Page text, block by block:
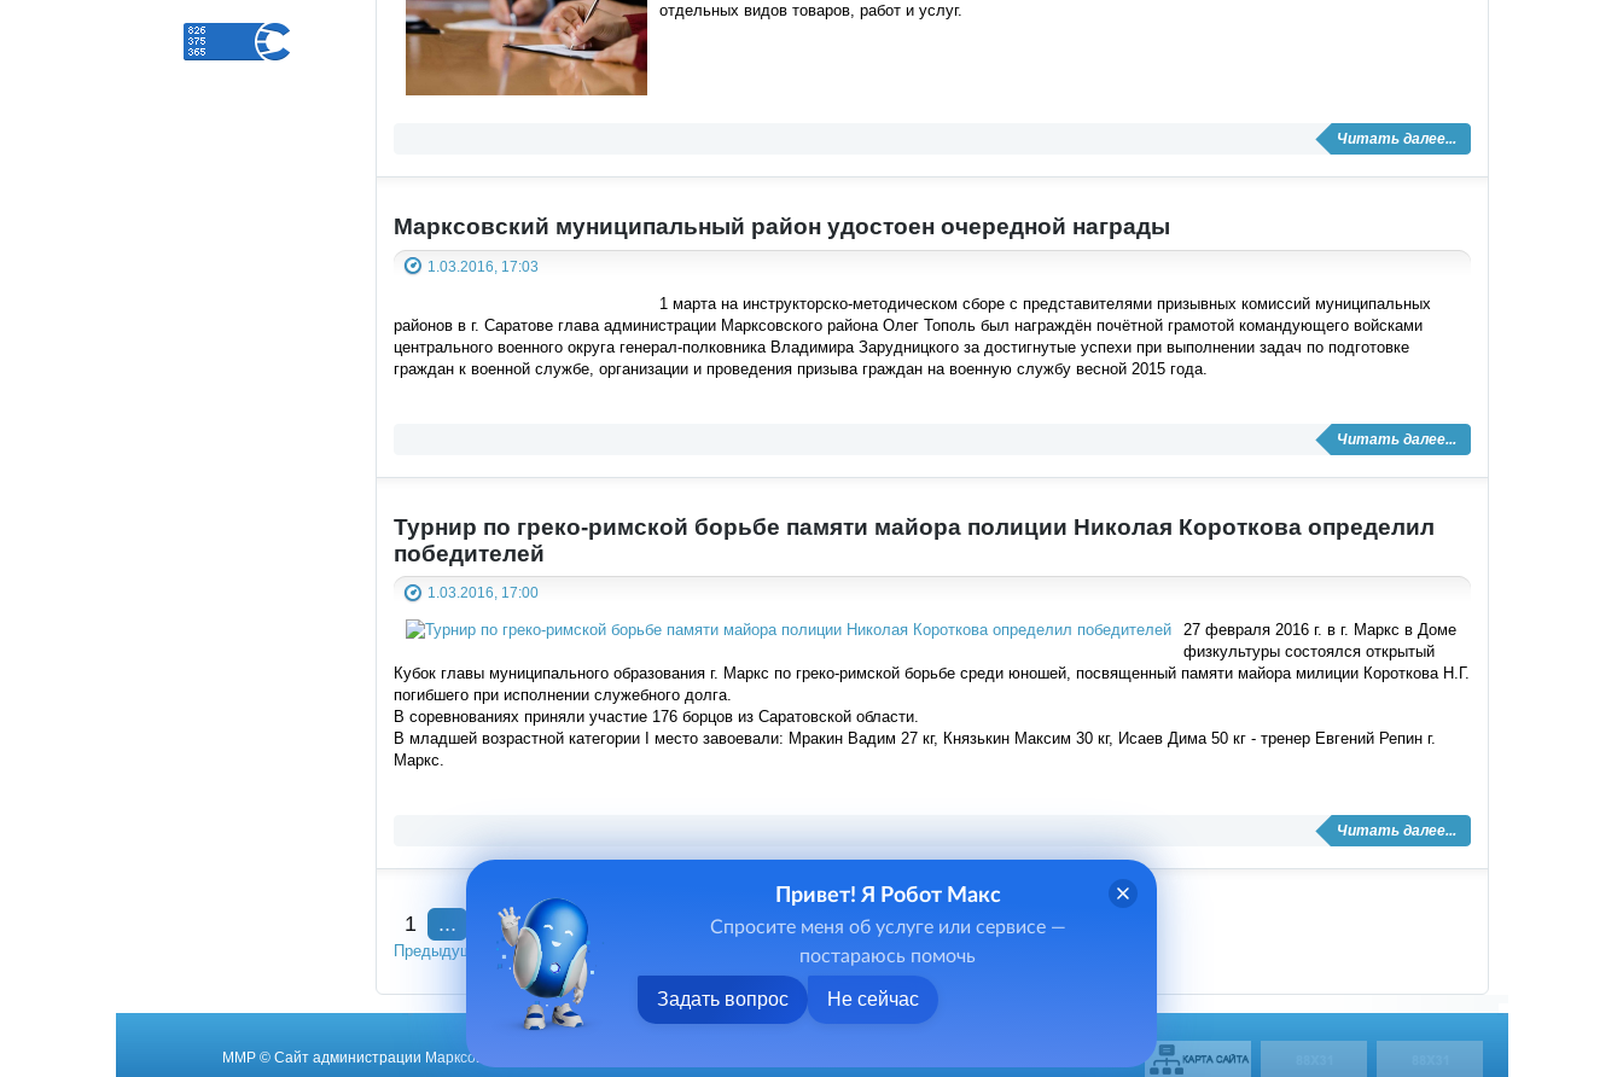
отдельных видов товаров, работ и услуг.
Читать далее...
Марксовский муниципальный район удостоен очередной награды
1.03.2016, 17:03
1 марта на инструкторско-методическом сборе с представителями призывных комиссий муниципальных
районов в г. Саратове глава администрации Марксовского района Олег Тополь был награждён почётной грамотой командующего войсками
центрального военного округа генерал-полковника Владимира Зарудницкого за достигнутые успехи при выполнении задач по подготовке
граждан к военной службе, организации и проведения призыва граждан на военную службу весной 2015 года.
Читать далее...
Турнир по греко-римской борьбе памяти майора полиции Николая Короткова определил
победителей
1.03.2016, 17:00
27 февраля 2016 г. в г. Маркс в Доме
физкультуры состоялся открытый
Кубок главы муниципального образования г. Маркс по греко-римской борьбе среди юношей, посвященный памяти майора милиции Короткова Н.Г.
погибшего при исполнении служебного долга.
В соревнованиях приняли участие 176 борцов из Саратовской области.
В младшей возрастной категории I место завоевали: Мракин Вадим 27 кг, Князькин Максим 30 кг, Исаев Дима 50 кг - тренер Евгений Репин г.
Маркс.
Читать далее...
1 ... 4 5 6 10 11 12
Предыдущая Следующая
ММР © Cайт администрации Марксовского муниципального района, 2026
Привет! Я Робот Макс
Спросите меня об услуге или сервисе —
постараюсь помочь
Задать вопрос Не сейчас